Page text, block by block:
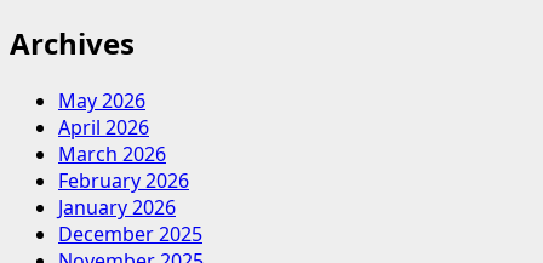
Archives
May 2026
April 2026
March 2026
February 2026
January 2026
December 2025